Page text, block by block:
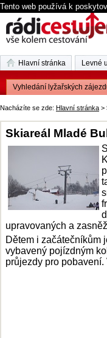
Tento web používá k
Nacházíte se zde: Hlavní stránka >
Skiareál Mladé
upravovaných a
Dětem i začátečníkům
vybavený pojízdným
průjezdy pro
Hlavní stránka Levné
Vyhledání lyžařských